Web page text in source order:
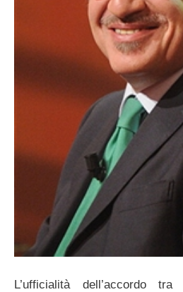
L’ufficialità dell’accordo